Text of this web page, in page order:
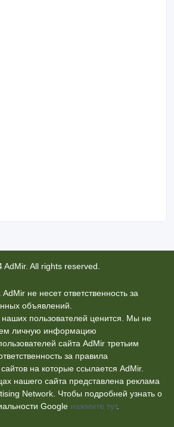
All rights reserved.
не несет ответственность за
объявлений.
пользователей ценится. Мы не
личную информацию
сайта AdMir третьим
за правила
на которые ссылается AdMir.
нашего сайта представлена реклама
Network. Чтобы подробней узнать о
Google нажмите тут.